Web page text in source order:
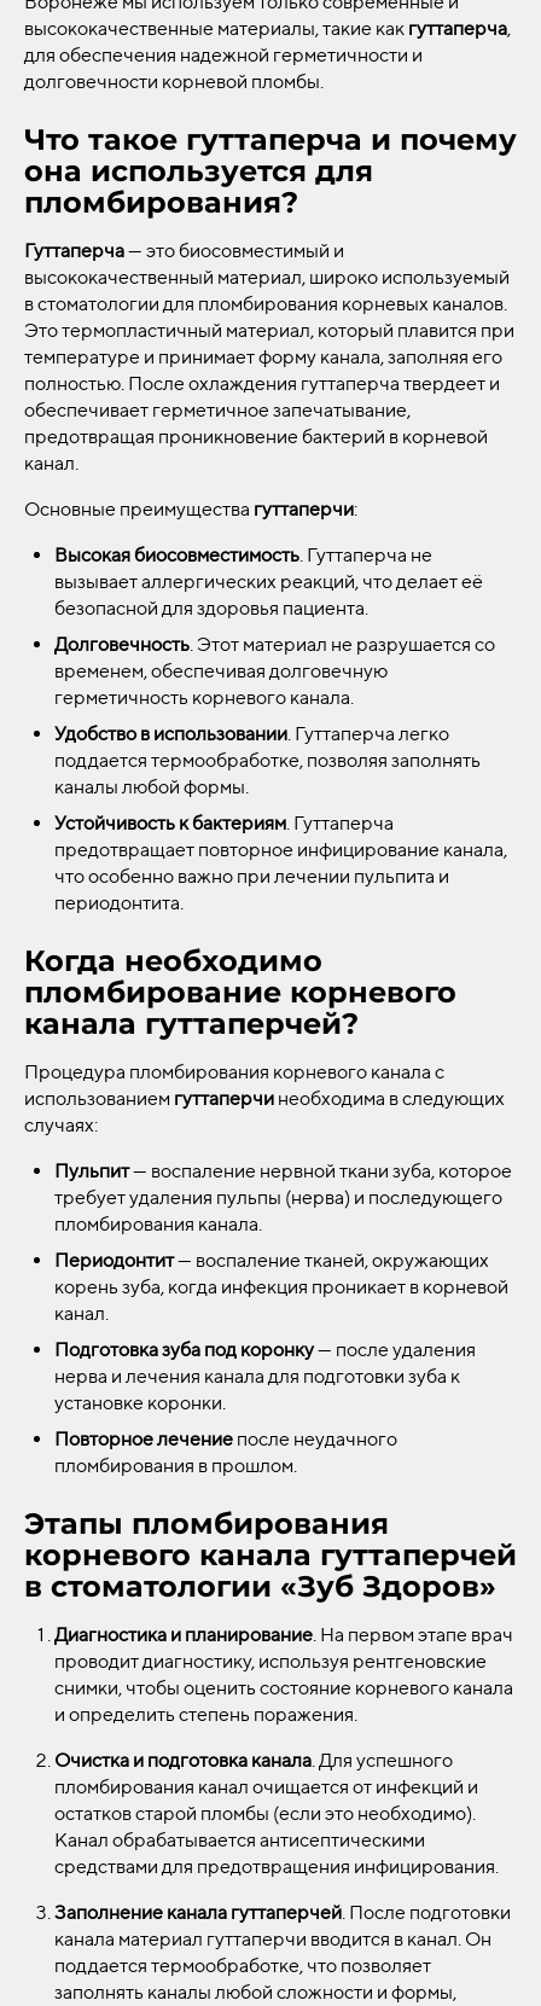
высококачественные материалы, такие как гуттаперча,
для обеспечения надежной герметичности и
долговечности корневой пломбы.
Что такое гуттаперча и почему
она используется для
пломбирования?
Гуттаперча— это биосовместимый и
высококачественный материал, широко используемый
в стоматологии для пломбирования корневых каналов.
Это термопластичный материал, который плавится при
температуре и принимает форму канала, заполняя его
полностью. После охлаждения гуттаперча твердеет и
обеспечивает герметичное запечатывание,
предотвращая проникновение бактерий в корневой
канал.
Основные преимущества гуттаперчи:
Высокая биосовместимость. Гуттаперча не
вызывает аллергических реакций, что делает её
безопасной для здоровья пациента.
Долговечность. Этот материал не разрушается со
временем, обеспечивая долговечную
герметичность корневого канала.
Удобство в использовании. Гуттаперча легко
поддается термообработке, позволяя заполнять
каналы любой формы.
Устойчивость к бактериям. Гуттаперча
предотвращает повторное инфицирование канала,
что особенно важно при лечении пульпита и
периодонтита.
Когда необходимо
пломбирование корневого
канала гуттаперчей?
Процедура пломбирования корневого канала с
использованием гуттаперчи необходима в следующих
случаях:
Пульпит— воспаление нервной ткани зуба, которое
требует удаления пульпы (нерва) и последующего
пломбирования канала.
Периодонтит— воспаление тканей, окружающих
корень зуба, когда инфекция проникает в корневой
канал.
Подготовка зуба под коронку— после удаления
нерва и лечения канала для подготовки зуба к
установке коронки.
Повторное лечение после неудачного
пломбирования в прошлом.
Этапы пломбирования
корневого канала гуттаперчей
в стоматологии «Зуб Здоров»
Диагностика и планирование. На первом этапе врач
проводит диагностику, используя рентгеновские
снимки, чтобы оценить состояние корневого канала
и определить степень поражения.
Очистка и подготовка канала. Для успешного
пломбирования канал очищается от инфекций и
остатков старой пломбы (если это необходимо).
Канал обрабатывается антисептическими
средствами для предотвращения инфицирования.
Заполнение канала гуттаперчей. После подготовки
канала материал гуттаперчи вводится в канал. Он
поддается термообработке, что позволяет
заполнять каналы любой сложности и формы,